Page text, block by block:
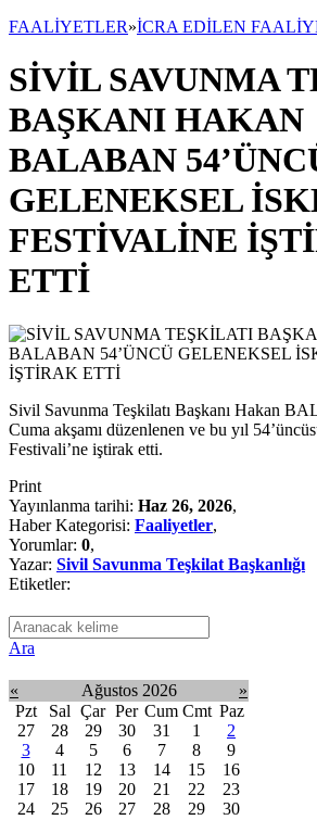
FAALİYETLER»İCRA EDİLEN
SİVİL SAVUNMA
BAŞKANI HAKAN
BALABAN
GELENEKSEL
FESTİVALİNE
ETTİ
Sivil Savunma Teşkilatı Başkanı Hakan
Cuma akşamı düzenlenen ve bu yıl
Festivali’ne iştirak etti.
Print
Yayınlanma tarihi: Haz 26, 2026,
Haber Kategorisi: Faaliyetler,
Yorumlar: 0,
Yazar: Sivil Savunma Teşkilat Başkanlığı
Etiketler:
Ara
« Ağustos 2026
»
Pzt
Sal Çar Per Cum Cmt Paz
27
28 29 30 31 1
2
3
4 5 6 7 8
9
10
11 12 13 14 15
16
17
18 19 20 21 22
23
24
25 26 27 28 29
30